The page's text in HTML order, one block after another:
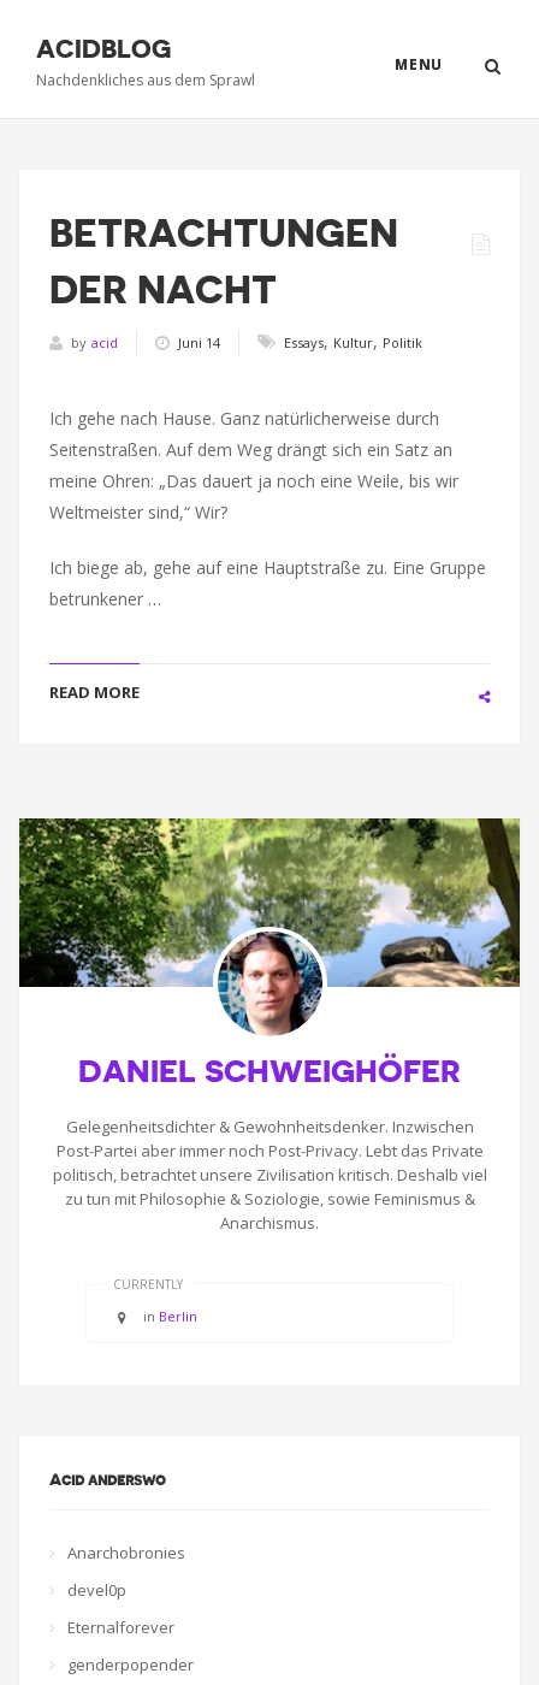
MENU
ACIDBLOG
Nachdenkliches aus dem Sprawl
BETRACHTUNGEN
DER NACHT
by acid Juni 14 Essays, Kultur, Politik
Ich gehe nach Hause. Ganz natürlicherweise durch
Seitenstraßen. Auf dem Weg drängt sich ein Satz an
meine Ohren: „Das dauert ja noch eine Weile, bis wir
Weltmeister sind,“ Wir?
Ich biege ab, gehe auf eine Hauptstraße zu. Eine Gruppe
betrunkener …
READ MORE
DANIEL SCHWEIGHÖFER
Gelegenheitsdichter & Gewohnheitsdenker. Inzwischen
Post-Partei aber immer noch Post-Privacy. Lebt das Private
politisch, betrachtet unsere Zivilisation kritisch. Deshalb viel
zu tun mit Philosophie & Soziologie, sowie Feminismus &
Anarchismus.
CURRENTLY
in Berlin
Acid anderswo
Anarchobronies
devel0p
Eternalforever
genderpopender